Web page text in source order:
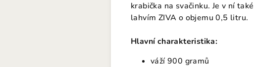
krabička na svačinku. Je v ní
lahvím ZIVA o objemu 0,5 litru.
Hlavní charakteristika:
váží 900 gramů